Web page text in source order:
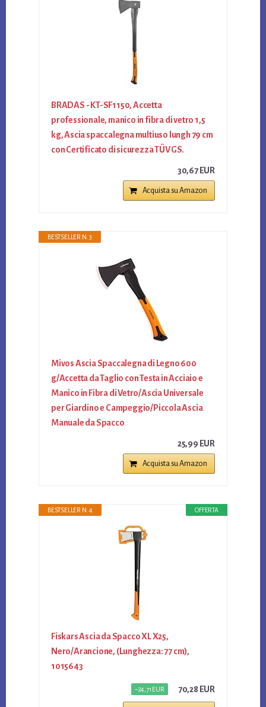
BRADAS - KT-SF1150, Accetta
professionale, manico in fibra di vetro 1,5
kg, Ascia spaccalegna multiuso lungh 79 cm
con Certificato di sicurezza TÜV GS.
30,67 EUR
Acquista su Amazon
BESTSELLER N. 3
Mivos Ascia Spaccalegna di Legno 600
g/Accetta da Taglio con Testa in Acciaio e
Manico in Fibra di Vetro/Ascia Universale
per Giardino e Campeggio/Piccola Ascia
Manuale da Spacco
25,99 EUR
Acquista su Amazon
OFFERTA
BESTSELLER N. 4
Fiskars Ascia da Spacco XL X25,
Nero/Arancione, (Lunghezza: 77 cm),
1015643
−24,71 EUR 70,28 EUR